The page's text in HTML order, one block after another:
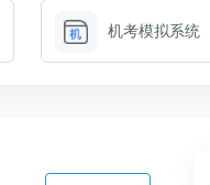
机考模拟系统